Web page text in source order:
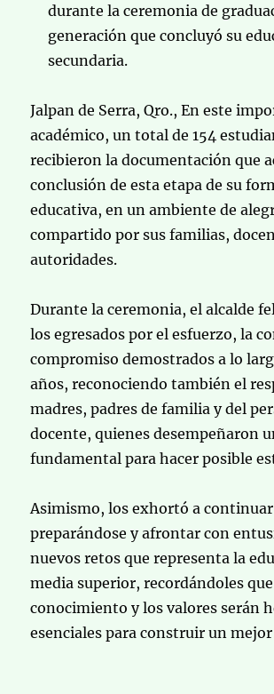
durante la ceremonia de
generación que concluyó su
secundaria.
Jalpan de Serra, Qro., En este
académico, un total de 154
recibieron la documentación que
conclusión de esta etapa de su
educativa, en un ambiente de
compartido por sus familias,
autoridades.
Durante la ceremonia, el alcalde
los egresados por el esfuerzo, la
compromiso demostrados a lo
años, reconociendo también el
madres, padres de familia y del
docente, quienes desempeñaron
fundamental para hacer posible
Asimismo, los exhortó a continuar
preparándose y afrontar con
nuevos retos que representa la
media superior, recordándoles
conocimiento y los valores serán
esenciales para construir un